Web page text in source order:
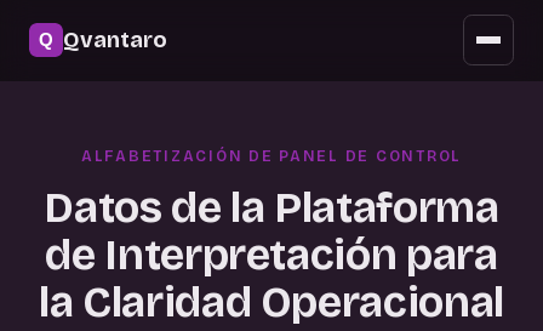
Qvantaro
Acceso móvil
Preguntas frecuentes
ALFABETIZACIÓN DE PANEL DE CONTROL
Datos de la Plataforma
de Interpretación para
la Claridad Operacional